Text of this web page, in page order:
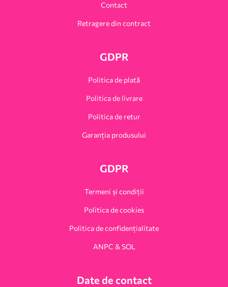
Contact
Retragere din contract
GDPR
Politica de plată
Politica de livrare
Politica de retur
Garanția produsului
GDPR
Termeni și condiții
Politica de cookies
Politica de confidențialitate
ANPC & SOL
Date de contact